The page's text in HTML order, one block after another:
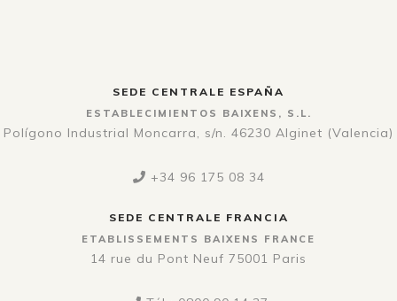
SEDE CENTRALE ESPAÑA
ESTABLECIMIENTOS BAIXENS, S.L.
Polígono Industrial Moncarra, s/n. 46230 Alginet (Valencia)
+34 96 175 08 34
SEDE CENTRALE FRANCIA
ETABLISSEMENTS BAIXENS FRANCE
14 rue du Pont Neuf 75001 Paris